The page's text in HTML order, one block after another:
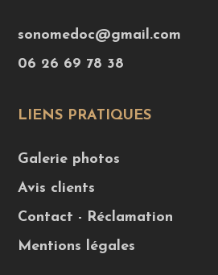
sonomedoc@gmail.com
06 26 69 78 38
LIENS PRATIQUES
Galerie photos
Avis clients
Contact - Réclamation
Mentions légales